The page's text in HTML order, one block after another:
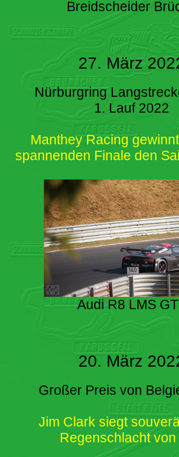
Breidscheider
27. März
Nürburgring
1. Lauf 2022
Manthey Racing
spannenden Finale den
Audi R8 LMS
20. März
Großer Preis von
Jim Clark siegt
Regenschlacht von